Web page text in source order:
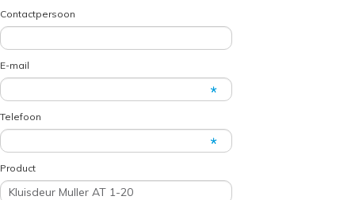
Contactpersoon
E-mail
Telefoon
Product